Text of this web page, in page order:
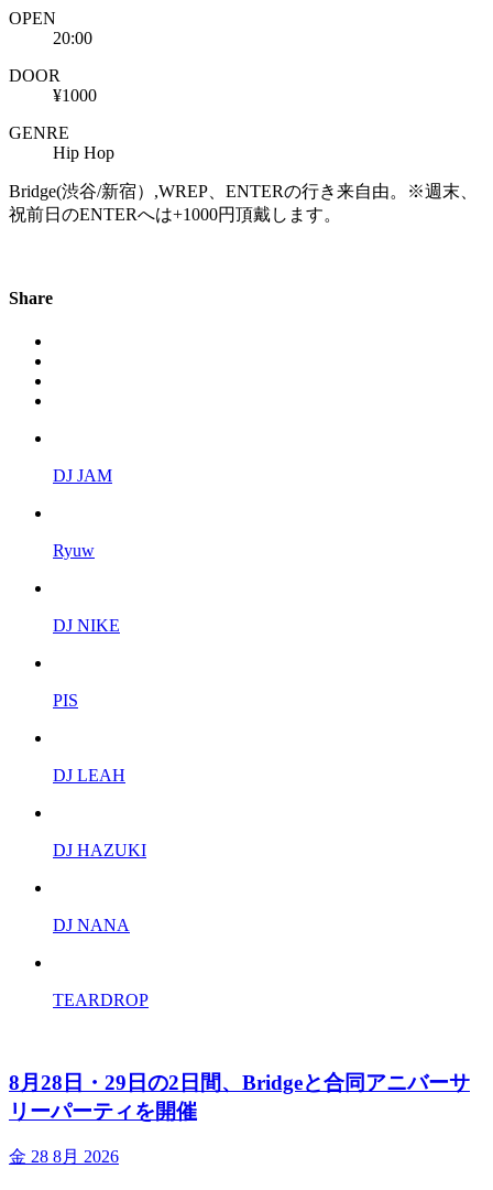
OPEN
20:00
DOOR
¥1000
GENRE
Hip Hop
Bridge(渋谷/新宿）,WREP、ENTERの行き来自由。※週末、
祝前日のENTERへは+1000円頂戴します。
Share
DJ JAM
Ryuw
DJ NIKE
PIS
DJ LEAH
DJ HAZUKI
DJ NANA
TEARDROP
8月28日・29日の2日間、Bridgeと合同アニバーサ
リーパーティを開催
金 28 8月 2026